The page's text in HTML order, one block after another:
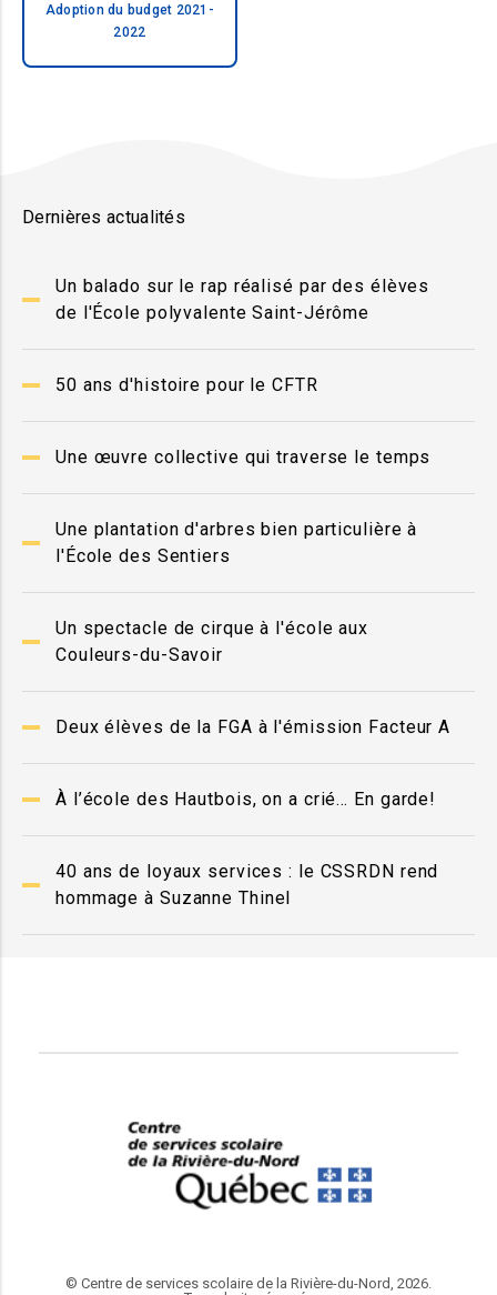
Dernières actualités
Un balado sur le rap réalisé par des élèves
de l'École polyvalente Saint-Jérôme
50 ans d'histoire pour le CFTR
Une œuvre collective qui traverse le temps
Une plantation d'arbres bien particulière à
l'École des Sentiers
Un spectacle de cirque à l'école aux
Couleurs-du-Savoir
Deux élèves de la FGA à l'émission Facteur A
À l’école des Hautbois, on a crié… En garde!
40 ans de loyaux services : le CSSRDN rend
hommage à Suzanne Thinel
Adoption du budget 2021-
2022
© Centre de services scolaire de la Rivière-du-Nord, 2026.